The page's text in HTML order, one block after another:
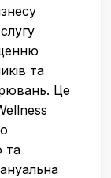
та
Це
та